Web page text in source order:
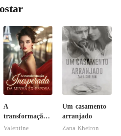
A
transformação
inesperada da
Valentine
Um casamento
arranjado
Zana Kheiron